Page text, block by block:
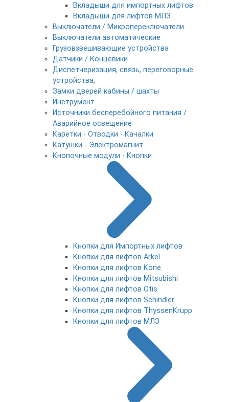
Вкладыши для импортных лифтов
Вкладыши для лифтов МЛЗ
Выключатели / Микропереключатели
Выключатели автоматические
Грузовзвешивающие устройства
Датчики / Концевики
Диспетчеризация, связь, переговорные
устройства,
Замки дверей кабины / шахты
Инструмент
Источники бесперебойного питания /
Аварийное освещение
Каретки - Отводки - Качалки
Катушки - Электромагнит
Кнопочные модули - Кнопки
Кнопки для Импортных лифтов
Кнопки для лифтов Arkel
Кнопки для лифтов Kone
Кнопки для лифтов Mitsubishi
Кнопки для лифтов Otis
Кнопки для лифтов Schindler
Кнопки для лифтов ThyssenKrupp
Кнопки для лифтов МЛЗ